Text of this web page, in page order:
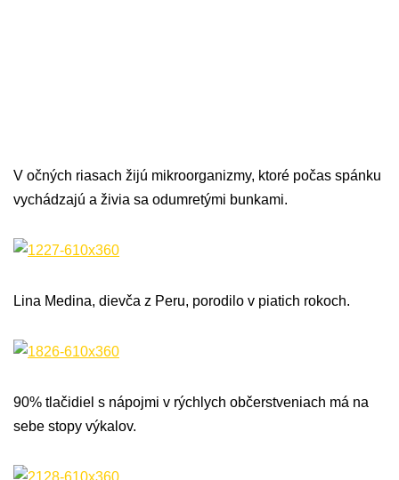
V očných riasach žijú mikroorganizmy, ktoré počas spánku
vychádzajú a živia sa odumretými bunkami.
Lina Medina, dievča z Peru, porodilo v piatich rokoch.
90% tlačidiel s nápojmi v rýchlych občerstveniach má na
sebe stopy výkalov.